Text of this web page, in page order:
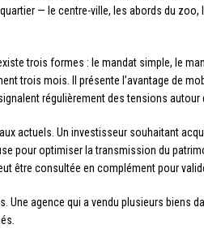
quartier — le centre-ville, les abords du
trois formes : le mandat simple, le
trois mois. Il présente l’avantage de
régulièrement des tensions autour
actuels. Un investisseur souhaitant
pour optimiser la transmission du
être consultée en complément pour
Une agence qui a vendu plusieurs